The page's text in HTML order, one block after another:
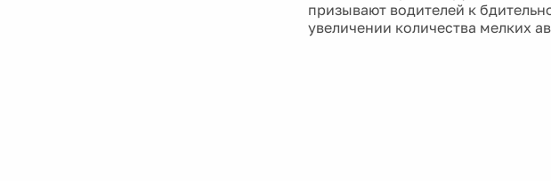
призывают водителей к
увеличении количества мелких